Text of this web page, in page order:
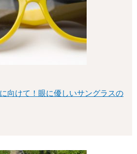
向けて！眼に優しいサングラスの